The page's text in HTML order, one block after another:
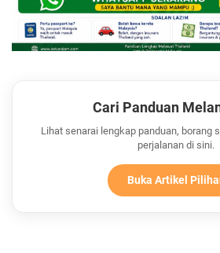
Cari Panduan
Lihat senarai lengkap panduan, borang
perjalanan di sini.
Buka Artikel